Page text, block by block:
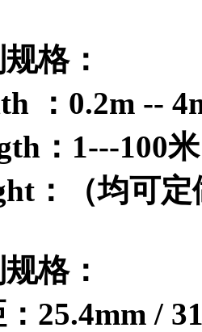
格：
：0.2m --
：1---100
：（均可
格：
25.4mm /